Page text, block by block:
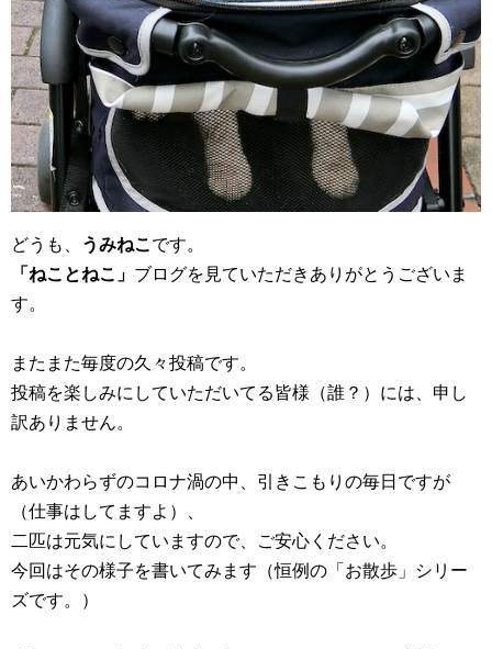
どうも、 うみねこ です。
「ねことねこ」 ブログを見ていただきありがとうございま
す。
またまた毎度の久々投稿です。
投稿を楽しみにしていただいてる皆様（誰？）には、申し
訳ありません。
あいかわらずのコロナ渦の中、引きこもりの毎日ですが
（仕事はしてますよ）、
二匹は元気にしていますので、ご安心ください。
今回はその様子を書いてみます（恒例の「お散歩」シリー
ズです。）